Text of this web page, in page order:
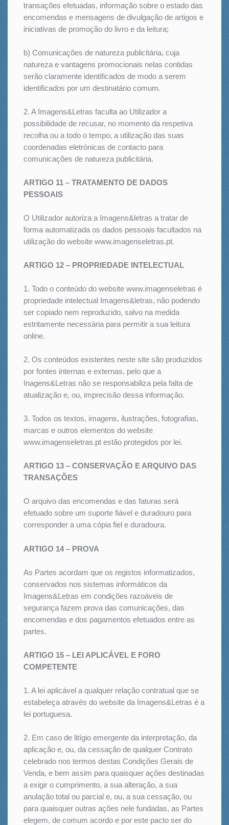
transações efetuadas, informação sobre o estado das
encomendas e mensagens de divulgação de artigos e
iniciativas de promoção do livro e da leitura;
b) Comunicações de natureza publicitária, cuja
natureza e vantagens promocionais nelas contidas
serão claramente identificados de modo a serem
identificados por um destinatário comum.
2. A Imagens&Letras faculta ao Utilizador a
possibilidade de recusar, no momento da respetiva
recolha ou a todo o tempo, a utilização das suas
coordenadas eletrónicas de contacto para
comunicações de natureza publicitária.
ARTIGO 11 – TRATAMENTO DE DADOS
PESSOAIS
O Utilizador autoriza a Imagens&letras a tratar de
forma automatizada os dados pessoais facultados na
utilização do website www.imagenseletras.pt.
ARTIGO 12 – PROPRIEDADE INTELECTUAL
1. Todo o conteúdo do website www.imagenseletras é
propriedade intelectual Imagens&letras, não podendo
ser copiado nem reproduzido, salvo na medida
estritamente necessária para permitir a sua leitura
online.
2. Os conteúdos existentes neste site são produzidos
por fontes internas e externas, pelo que a
Inagens&Letras não se responsabiliza pela falta de
atualização e, ou, imprecisão dessa informação.
3. Todos os textos, imagens, ilustrações, fotografias,
marcas e outros elementos do website
www.imagenseletras.pt estão protegidos por lei.
ARTIGO 13 – CONSERVAÇÃO E ARQUIVO DAS
TRANSAÇÕES
O arquivo das encomendas e das faturas será
efetuado sobre um suporte fiável e duradouro para
corresponder a uma cópia fiel e duradoura.
ARTIGO 14 – PROVA
As Partes acordam que os registos informatizados,
conservados nos sistemas informáticos da
Imagens&Letras em condições razoáveis de
segurança fazem prova das comunicações, das
encomendas e dos pagamentos efetuados entre as
partes.
ARTIGO 15 – LEI APLICÁVEL E FORO
COMPETENTE
1. A lei aplicável a qualquer relação contratual que se
estabeleça através do website da Imagens&Letras é a
lei portuguesa.
2. Em caso de litígio emergente da interpretação, da
aplicação e, ou, da cessação de qualquer Contrato
celebrado nos termos destas Condições Gerais de
Venda, e bem assim para quaisquer ações destinadas
a exigir o cumprimento, a sua alteração, a sua
anulação total ou parcial e, ou, a sua cessação, ou
para quaisquer outras ações nele fundadas, as Partes
elegem, de comum acordo e por este pacto ser do